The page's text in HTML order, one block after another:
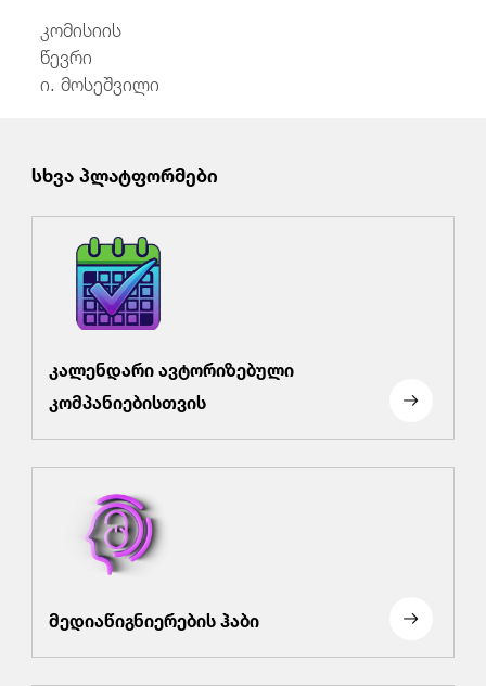
კომისიის
ი. მოსეშვილი
სხვა პლატფორმები
კალენდარი ავტორიზებული
კომპანიებისთვის
მედიაწიგნიერების ჰაბი